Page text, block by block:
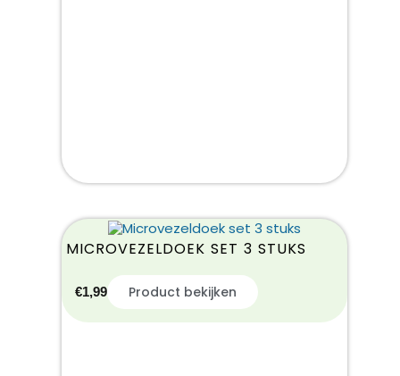
MICROVEZELDOEK SET 3 STUKS
€1,99 Product bekijken